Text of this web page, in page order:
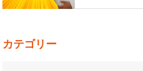
カテゴリー